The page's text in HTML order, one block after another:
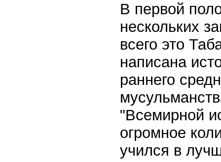
В первой
нескольких
всего это
написана
раннего
"Всемирной
огромное
учился в